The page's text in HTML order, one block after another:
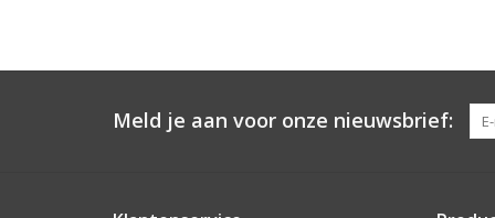
Meld je aan voor onze nieuwsbrief: